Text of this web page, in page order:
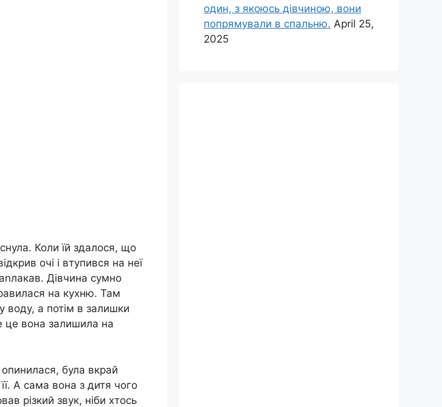
Коли їй здалося, що
очі і втупився на неї
Дівчина сумно
на кухню. Там
воду, а потім в залишки
це вона залишила на
була вкрай
А сама вона з дитя чого
різкий звук, ніби хтось
один, з якоюсь дівчиною, вони
попрямували в спальню. April 25,
2025